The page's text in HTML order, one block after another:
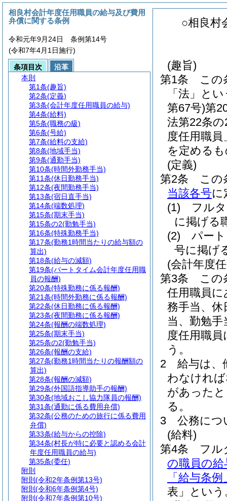
○相良村
(趣旨)
第1条
この
「法」と
第67号)第
法第22条
度任用職
を定める
(定義)
第2条
この
当該各号に
(1)
フル
に掲げる
(2)
パー
号に掲げ
(会計年度
第3条
この
任用職員に
務手当、休
当、勤勉
度任用職
う。
2
給与は、
わなけれ
があった
る。
3
公務につ
(給料)
第4条
フル
の職員の
「給与条
表」という
相良村会計年度任用職員の給与及び費用
弁償に関する条例
令和元年9月24日 条例第14号
(令和7年4月1日施行)
条項目次
沿革
本則
第1条(趣旨)
第2条(定義)
第3条(会計年度任用職員の給与)
第4条(給料)
第5条(職務の級)
第6条(号給)
第7条(給料の支給)
第8条(地域手当)
第9条(通勤手当)
第10条(時間外勤務手当)
第11条(休日勤務手当)
第12条(夜間勤務手当)
第13条(宿日直手当)
第14条(端数処理)
第15条(期末手当)
第15条の2(勤勉手当)
第16条(特殊勤務手当)
第17条(勤務1時間当たりの給与額の
算出)
第18条(給与の減額)
第19条(パートタイム会計年度任用職
員の報酬)
第20条(特殊勤務に係る報酬)
第21条(時間外勤務に係る報酬)
第22条(休日勤務に係る報酬)
第23条(夜間勤務に係る報酬)
第24条(報酬の端数処理)
第25条(期末手当)
第25条の2(勤勉手当)
第26条(報酬の支給)
第27条(勤務1時間当たりの報酬額の
算出)
第28条(報酬の減額)
第29条(外国語指導助手の報酬)
第30条(地域おこし協力隊員の報酬)
第31条(通勤に係る費用弁償)
第32条(公務のための旅行に係る費用
弁償)
第33条(給与からの控除)
第34条(村長が特に必要と認める会計
年度任用職員の給与)
第35条(委任)
附則
附則 (令和2年条例第13号)
附則 (令和6年条例第4号)
附則 (令和7年条例第10号)